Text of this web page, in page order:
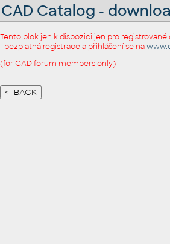
CAD Catalog -
Tento blok jen k dispozici jen pro
- bezplatná registrace a přihlášení se na
(for CAD forum members only)